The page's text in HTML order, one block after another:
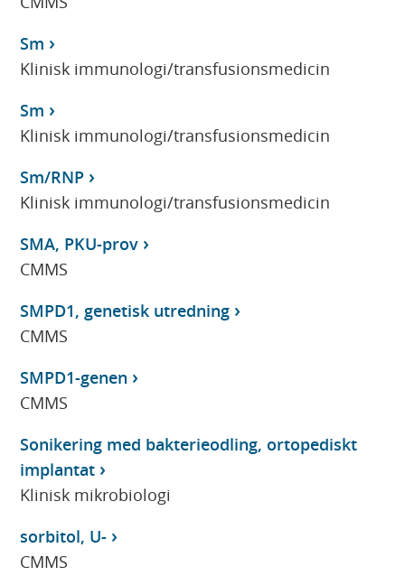
Sm
Klinisk immunologi/transfusionsmedicin
Sm
Klinisk immunologi/transfusionsmedicin
Sm/RNP
Klinisk immunologi/transfusionsmedicin
SMA, PKU-prov
CMMS
SMPD1, genetisk utredning
CMMS
SMPD1-genen
CMMS
Sonikering med bakterieodling, ortopediskt
implantat
Klinisk mikrobiologi
sorbitol, U-
CMMS